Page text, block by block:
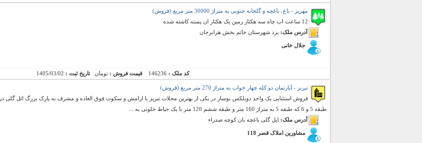
مهریز - باغ، باغچه و گلخانه جنوبی به متراژ 30000 متر مربع (فروش)
12 ساعت اب چاه سه هکتار زمین یک هکتار ان پسته کاشته شده
آدرس ملک: یزد شهرستان خاتم بخش هرابرجان
جلال خانی
کد ملک : 146236 قیمت فروش : تومانتاریخ ثبت : 1405/03/02
تبریز - آپارتمان دو کله چهار خواب به متراژ 270 متر مربع (فروش)
فروش استثنایی یک واحد دوبلکس نوساز در یکی از بهترین محلات تبریز با ارامش و سکوت فوق العاده و مشرف به پارک بزرگ ائل گلی در
طبقه 5 و 6 که طبقه 5 به متراژ 160 متر و طبقه ششم 120 متر با یک حیاط خلوتی به ...
آدرس ملک: ایل گلی باغچه بان کوچه صدراء
مشاورین املاک قصر 118